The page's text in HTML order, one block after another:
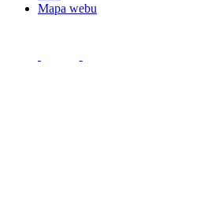
Mapa webu